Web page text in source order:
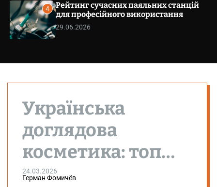
4
Рейтинг сучасних паяльних станцій
для професійного використання
29.06.2026
Українська
доглядова
косметика: топ
брендів та
24.03.2026
Герман Фомичёв